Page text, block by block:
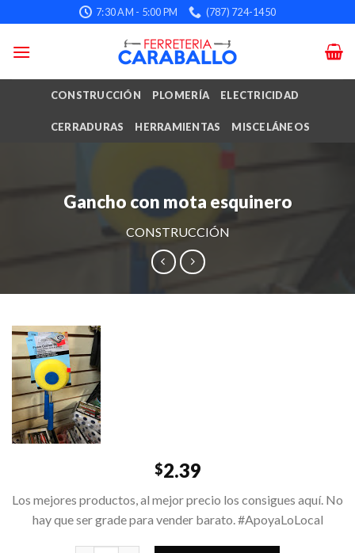
to
content
7:30 AM - 5:00 PM (787) 724-1450
CONSTRUCCIÓN PLOMERÍA ELECTRICIDAD
CERRADURAS HERRAMIENTAS MISCELÁNEOS
Gancho con mota esquinero
CONSTRUCCIÓN
$2.39
Los mejores productos, al mejor precio los consigues aquí. No
hay que ser grade para vender barato. #ApoyaLoLocal